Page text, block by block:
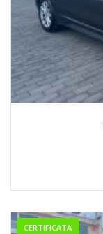
CERTIFICATA